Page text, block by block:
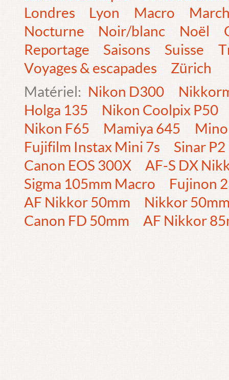
Londres
Lyon Macro
Nocturne
Noir/blanc Noël
Reportage
Saisons Suisse
Voyages & escapades
Zürich
Matériel: Nikon D300
Holga 135
Nikon Coolpix P50
Nikon F65
Mamiya 645
Fujifilm Instax Mini 7s
Sinar P2
Canon EOS 300X
AF-S DX
Sigma 105mm Macro
Fujinon
AF Nikkor 50mm
Nikkor
Canon FD 50mm
AF Nikkor